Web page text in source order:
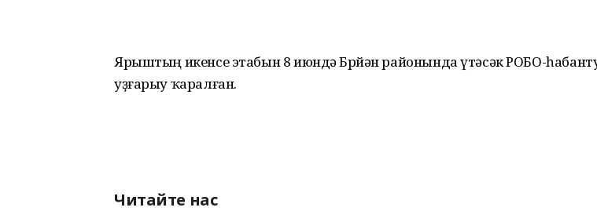
Ярыштың икенсе этабын 8 июндә Бөрйән районында үтәсәк РОБО-
уҙғарыу ҡаралған.
Читайте нас